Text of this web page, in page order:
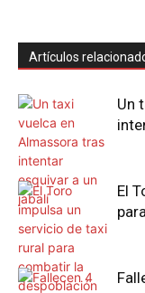
Artículos
Un
El